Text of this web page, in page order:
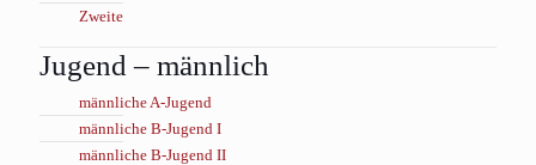
Zweite
Jugend – männlich
männliche A-Jugend
männliche B-Jugend I
männliche B-Jugend II